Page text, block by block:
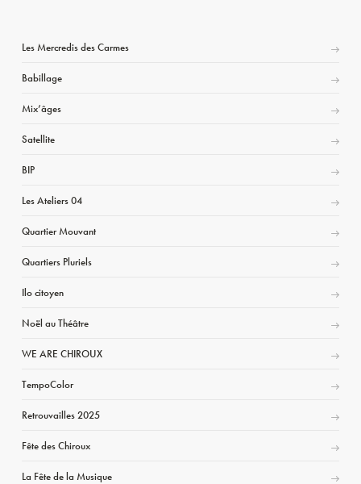
Les Mercredis des Carmes
Babillage
Mix’âges
Satellite
BIP
Les Ateliers 04
Quartier Mouvant
Quartiers Pluriels
Ilo citoyen
Noël au Théâtre
WE ARE CHIROUX
TempoColor
Retrouvailles 2025
Fête des Chiroux
La Fête de la Musique